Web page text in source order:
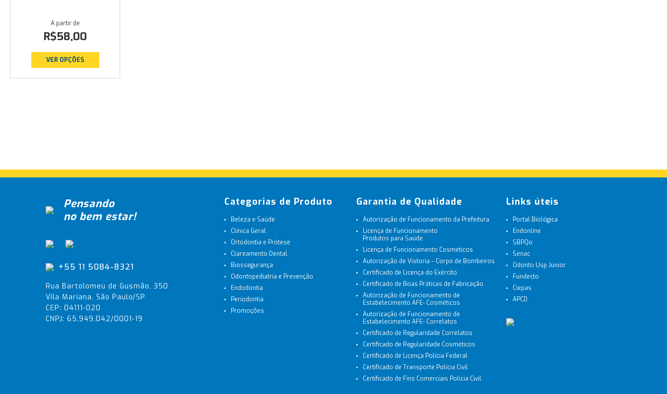
R$58,00
VER OPÇÕES
Pensando
no bem estar!
+55 11 5084-8321
Rua Bartolomeu de Gusmão, 350
Vila Mariana, São Paulo/SP
CEP: 04111-020
CNPJ: 65.949.042/0001-19
Categorias de Produto
Beleza e Saúde
Clínica Geral
Ortodontia e Prótese
Clareamento Dental
Biossegurança
Odontopediatria e Prevenção
Endodontia
Periodontia
Promoções
Garantia de Qualidade
Autorização de Funcionamento da Prefeitura
Licença de Funcionamento
Produtos para Saúde
Licença de Funcionamento Cosméticos
Autorização de Vistoria – Corpo de Bombeiros
Certificado de Licença do Exército
Certificado de Boas Práticas de Fabricação
Autorização de Funcionamento de
Estabelecimento AFE- Cosméticos
Autorização de Funcionamento de
Estabelecimento AFE- Correlatos
Certificado de Regularidade Correlatos
Certificado de Regularidade Cosméticos
Certificado de Licença Polícia Federal
Certificado de Transporte Polícia Civil
Certificado de Fins Comerciais Polícia Civil
Links úteis
Portal Biológica
Endonline
SBPQo
Senac
Odonto Usp Júnior
Fundecto
Ciepas
APCD